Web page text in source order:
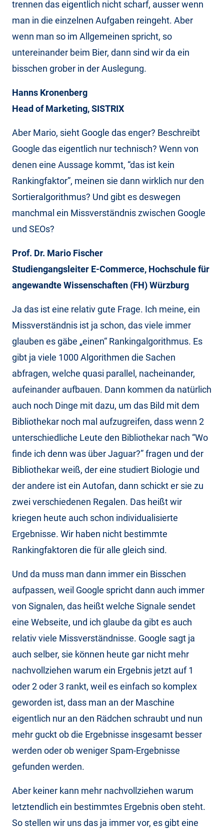
trennen das eigentlich nicht scharf, ausser wenn
man in die einzelnen Aufgaben reingeht. Aber
wenn man so im Allgemeinen spricht, so
untereinander beim Bier, dann sind wir da ein
bisschen grober in der Auslegung.
Hanns Kronenberg
Head of Marketing, SISTRIX
Aber Mario, sieht Google das enger? Beschreibt
Google das eigentlich nur technisch? Wenn von
denen eine Aussage kommt, “das ist kein
Rankingfaktor”, meinen sie dann wirklich nur den
Sortieralgorithmus? Und gibt es deswegen
manchmal ein Missverständnis zwischen Google
und SEOs?
Prof. Dr. Mario Fischer
Studiengangsleiter E-Commerce, Hochschule für
angewandte Wissenschaften (FH) Würzburg
Ja das ist eine relativ gute Frage. Ich meine, ein
Missverständnis ist ja schon, das viele immer
glauben es gäbe „einen“ Rankingalgorithmus. Es
gibt ja viele 1000 Algorithmen die Sachen
abfragen, welche quasi parallel, nacheinander,
aufeinander aufbauen. Dann kommen da natürlich
auch noch Dinge mit dazu, um das Bild mit dem
Bibliothekar noch mal aufzugreifen, dass wenn 2
unterschiedliche Leute den Bibliothekar nach “Wo
finde ich denn was über Jaguar?” fragen und der
Bibliothekar weiß, der eine studiert Biologie und
der andere ist ein Autofan, dann schickt er sie zu
zwei verschiedenen Regalen. Das heißt wir
kriegen heute auch schon individualisierte
Ergebnisse. Wir haben nicht bestimmte
Rankingfaktoren die für alle gleich sind.
Und da muss man dann immer ein Bisschen
aufpassen, weil Google spricht dann auch immer
von Signalen, das heißt welche Signale sendet
eine Webseite, und ich glaube da gibt es auch
relativ viele Missverständnisse. Google sagt ja
auch selber, sie können heute gar nicht mehr
nachvollziehen warum ein Ergebnis jetzt auf 1
oder 2 oder 3 rankt, weil es einfach so komplex
geworden ist, dass man an der Maschine
eigentlich nur an den Rädchen schraubt und nun
mehr guckt ob die Ergebnisse insgesamt besser
werden oder ob weniger Spam-Ergebnisse
gefunden werden.
Aber keiner kann mehr nachvollziehen warum
letztendlich ein bestimmtes Ergebnis oben steht.
So stellen wir uns das ja immer vor, es gibt eine